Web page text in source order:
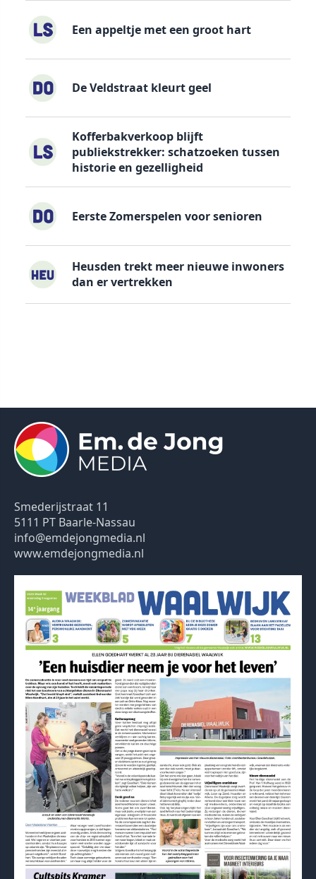
Een appeltje met een groot hart
De Veldstraat kleurt geel
Kofferbakverkoop blijft
publiekstrekker: schatzoeken tussen
historie en gezelligheid
Eerste Zomerspelen voor senioren
Heusden trekt meer nieuwe inwoners
dan er vertrekken
Smederijstraat 11
5111 PT Baarle-Nassau
info@emdejongmedia.nl
www.emdejongmedia.nl